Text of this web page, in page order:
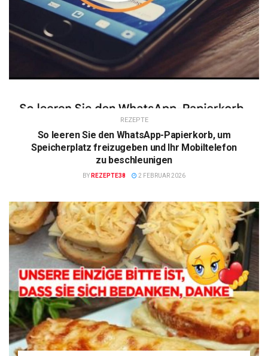
REZEPTE
So leeren Sie den WhatsApp-Papierkorb, um
Speicherplatz freizugeben und Ihr Mobiltelefon
zu beschleunigen
BY REZEPTE38 2 FEBRUAR 2026